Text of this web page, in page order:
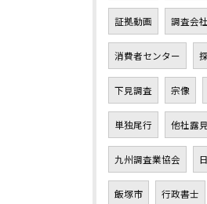
証拠動画 調査会
消費者センター
下見調査 宗像
単独尾行 他社露
九州調査業協会
飯塚市 行政書士